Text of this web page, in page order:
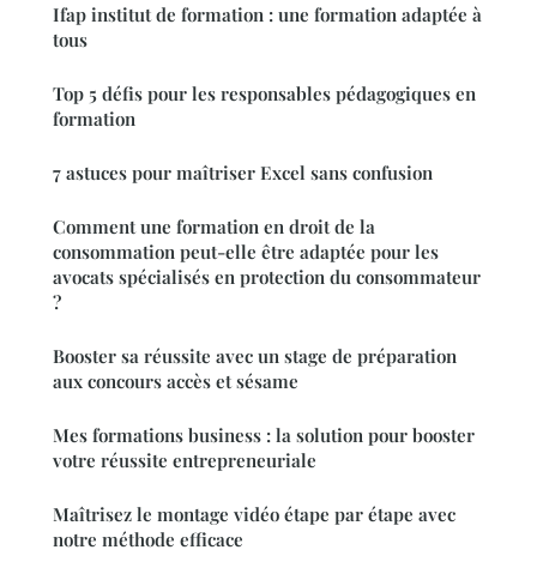
Ifap institut de formation : une formation adaptée à
tous
Top 5 défis pour les responsables pédagogiques en
formation
7 astuces pour maîtriser Excel sans confusion
Comment une formation en droit de la
consommation peut-elle être adaptée pour les
avocats spécialisés en protection du consommateur
?
Booster sa réussite avec un stage de préparation
aux concours accès et sésame
Mes formations business : la solution pour booster
votre réussite entrepreneuriale
Maîtrisez le montage vidéo étape par étape avec
notre méthode efficace